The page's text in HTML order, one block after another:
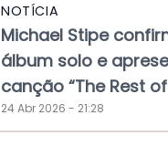
NOTÍCIA
Michael Stipe
álbum solo e
canção “The Rest of
24 Abr 2026 - 21:28